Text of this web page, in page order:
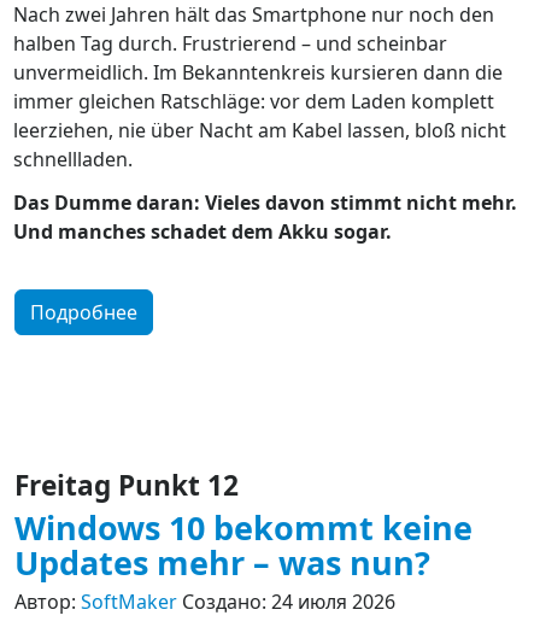
Nach zwei Jahren hält das Smartphone nur noch den
halben Tag durch. Frustrierend – und scheinbar
unvermeidlich. Im Bekanntenkreis kursieren dann die
immer gleichen Ratschläge: vor dem Laden komplett
leerziehen, nie über Nacht am Kabel lassen, bloß nicht
schnellladen.
Das Dumme daran: Vieles davon stimmt nicht mehr.
Und manches schadet dem Akku sogar.
Подробнее
Freitag Punkt 12
Windows 10 bekommt keine
Updates mehr – was nun?
Автор: SoftMaker Создано: 24 июля 2026